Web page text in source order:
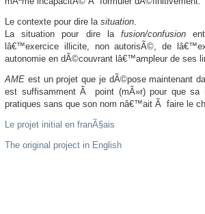
Le contexte pour dire la situation.
La situation pour dire lafusion/confusion
lâ€™exercice illicite, non autorisÃ©, de
autonomie en dÃ©couvrant lâ€™ampleur de ses
AME est un projet que je dÃ©pose maintenant
est suffisamment Ã point (mÃ»r) pour que sa
pratiques sans que son nom nâ€™ait Ã faire le
Le projet initial en franÃ§ais
The original project in English